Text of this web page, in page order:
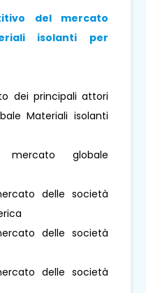
del mercato
isolanti per
dei principali attori
Materiali isolanti
globale
delle società
delle società
delle società